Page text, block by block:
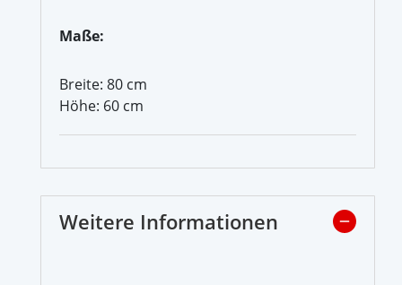
Maße:
Breite: 80 cm
Höhe: 60 cm
Weitere Informationen